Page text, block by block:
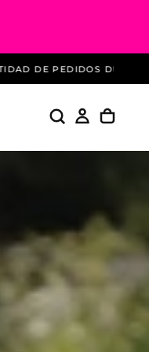
REBAJAS LOS ENVÍOS